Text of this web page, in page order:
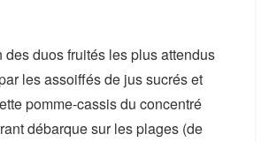
des duos fruités les plus attendus
les assoiffés de jus sucrés et
pomme-cassis du concentré
débarque sur les plages (de